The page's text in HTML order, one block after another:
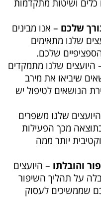
כלים ושיטות מתקדמות
שלכם – אנו מבינים
שלנו מתאימים
שלכם.
היועצים שלנו מתמקדים
שיביאו את מירב
הנושאים לטיפול יש
היועצים שלנו משפרים
מכך הפעילות
יותר ממה
והובלתו – היועצים
על תהליך השיפור
שממשיכים לעסוק